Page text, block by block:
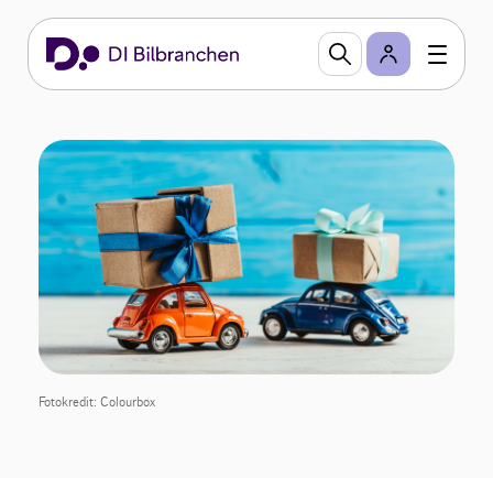
Fotokredit: Colourbox